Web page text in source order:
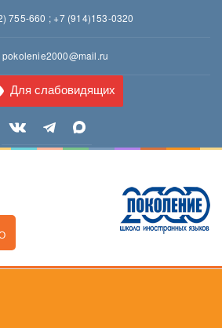
755-660 ;+7 (914)153-0320
pokolenie2000@mail.ru
Для слабовидящих